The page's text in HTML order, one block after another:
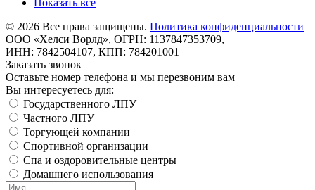
Показать все
© 2026 Все права защищены. Политика конфиденциальности
ООО «Хелси Ворлд», ОГРН: 1137847353709,
ИНН: 7842504107, КПП: 784201001
Заказать звонок
Оставьте номер телефона и мы перезвоним вам
Вы интересуетесь для:
Государственного ЛПУ
Частного ЛПУ
Торгующей компании
Спортивной организации
Спа и оздоровительные центры
Домашнего использования